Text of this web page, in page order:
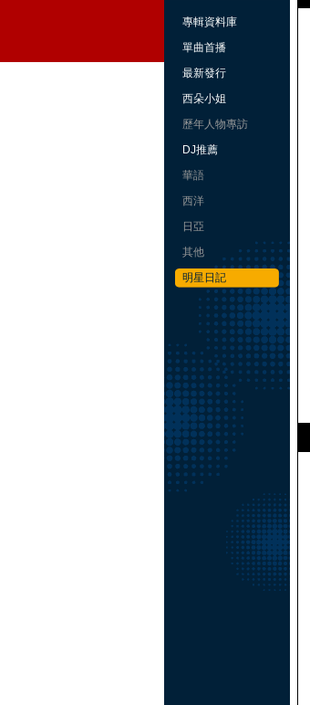
專輯資料庫
單曲首播
最新發行
西朵小姐
歷年人物專訪
DJ推薦
華語
西洋
日亞
其他
明星日記